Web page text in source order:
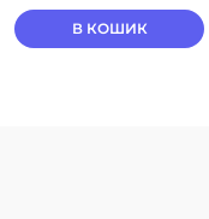
В КОШИК